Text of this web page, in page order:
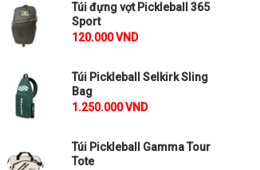
Túi đựng vợt Pickleball 365
Sport
120.000 VND
Túi Pickleball Selkirk Sling
Bag
1.250.000 VND
Túi Pickleball Gamma Tour
Tote